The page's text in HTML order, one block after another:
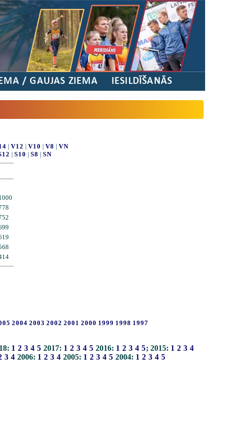
/ GAUJAS ZIEMA IESILDĪŠANĀS
| V12 | V10 | V8 | VN
| S10 | S8 | SN
2004 2003 2002 2001 2000 1999 1998 1997
1 2 3 4 5 2017: 1 2 3 4 5 2016: 1 2 3 4 5; 2015: 1 2 3 4
3 4 2006: 1 2 3 4 2005: 1 2 3 4 5 2004: 1 2 3 4 5